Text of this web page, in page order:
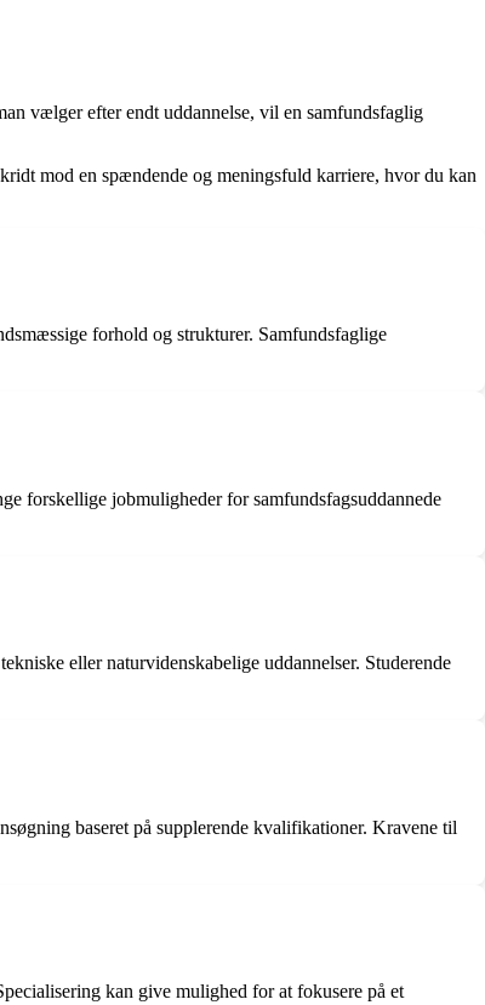
vælger efter endt uddannelse, vil en samfundsfaglig
mod en spændende og meningsfuld karriere, hvor du kan
forhold og strukturer. Samfundsfaglige
forskellige jobmuligheder for samfundsfagsuddannede
eller naturvidenskabelige uddannelser. Studerende
baseret på supplerende kvalifikationer. Kravene til
kan give mulighed for at fokusere på et